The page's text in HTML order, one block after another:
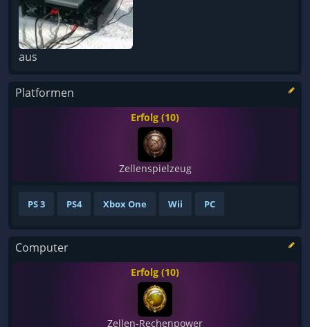
aus
Platformen
Erfolg (10)
Zellenspielzeug
PS 3 PS4 Xbox One Wii PC
Computer
Erfolg (10)
Zellen-Rechenpower